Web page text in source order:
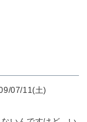
07/11(土)